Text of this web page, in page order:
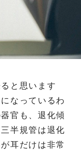
と思います
なっているわ
官も、退化傾
半規管は退化
耳だけは非常